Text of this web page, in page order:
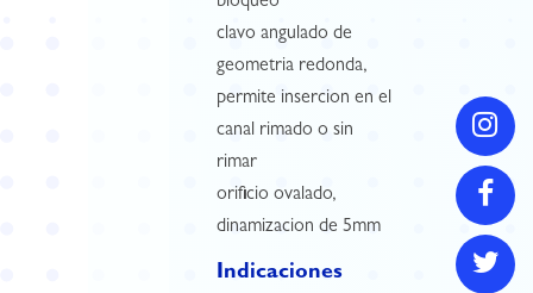
clavo angulado de
geometria redonda,
permite insercion en el
canal rimado o sin
rimar
orificio ovalado,
dinamizacion de 5mm
Indicaciones